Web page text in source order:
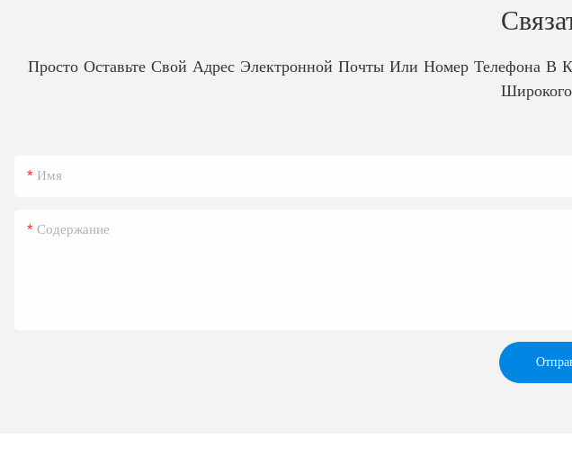
Просто Оставьте Свой Адрес Электронной Почты Или Номер Телефона
Имя
Содержание